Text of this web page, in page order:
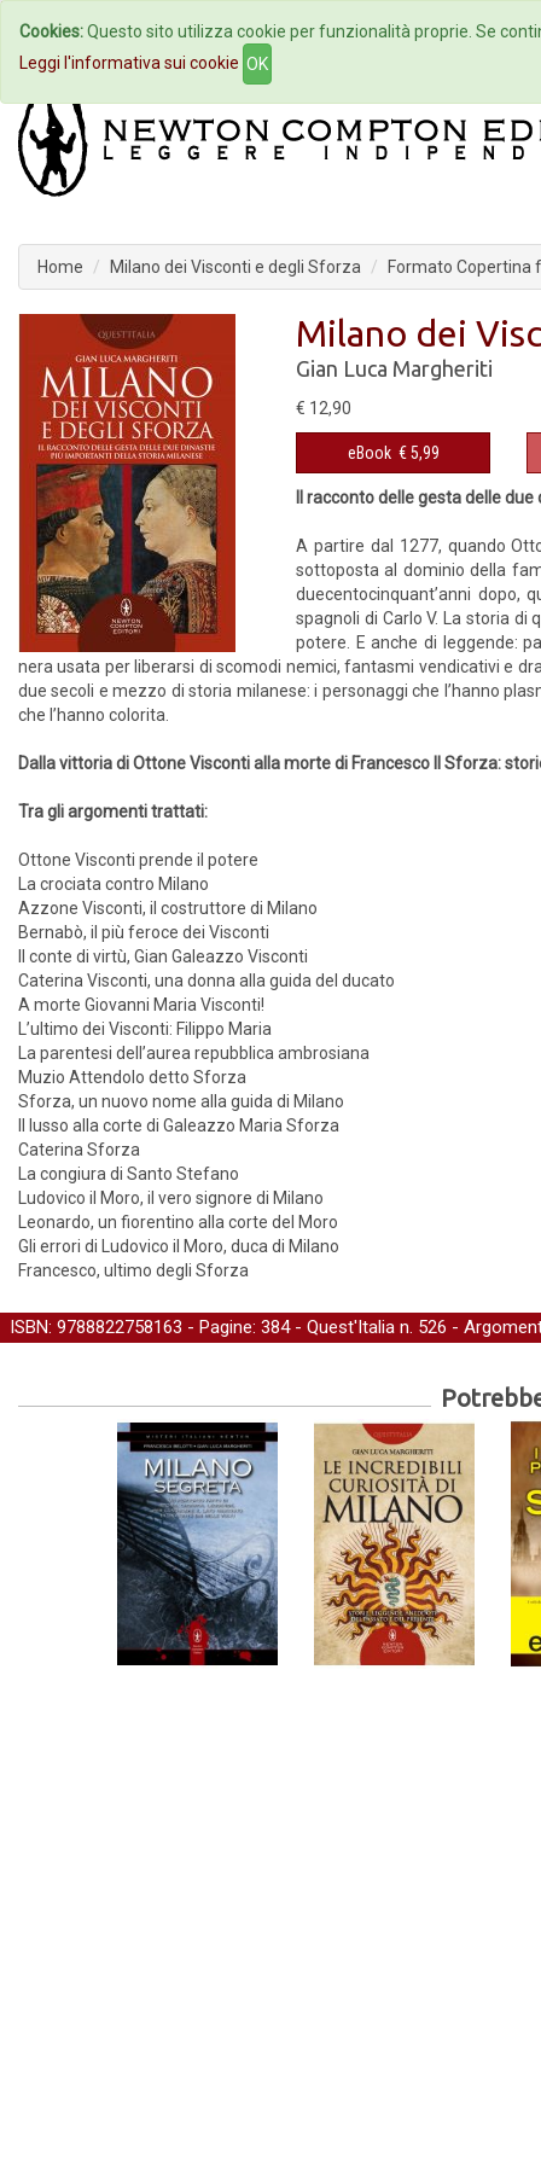
Home Autori Eventi
Home Milano dei Visconti e degli Sforza Formato Copertina
Milano dei
Gian Luca Margheriti
€ 12,90
eBook € 5,99
Il racconto delle gesta delle
A partire dal 1277, quando
sottoposta al dominio della
duecentocinquant’anni dopo,
spagnoli di Carlo V. La storia
potere. E anche di leggende:
nera usata per liberarsi di scomodi nemici, fantasmi vendicativi e
due secoli e mezzo di storia milanese: i personaggi che l’hanno
che l’hanno colorita.
Dalla vittoria di Ottone Visconti alla morte di Francesco II Sforza:
Tra gli argomenti trattati:
Ottone Visconti prende il potere
La crociata contro Milano
Azzone Visconti, il costruttore di Milano
Bernabò, il più feroce dei Visconti
Il conte di virtù, Gian Galeazzo Visconti
Caterina Visconti, una donna alla guida del ducato
A morte Giovanni Maria Visconti!
L’ultimo dei Visconti: Filippo Maria
La parentesi dell’aurea repubblica ambrosiana
Muzio Attendolo detto Sforza
Sforza, un nuovo nome alla guida di Milano
Il lusso alla corte di Galeazzo Maria Sforza
Caterina Sforza
La congiura di Santo Stefano
Ludovico il Moro, il vero signore di Milano
Leonardo, un fiorentino alla corte del Moro
Gli errori di Ludovico il Moro, duca di Milano
Francesco, ultimo degli Sforza
ISBN: 9788822758163 - Pagine: 384 - Quest'Italia n. 526 -
Cookies:Questo sito utilizza cookie per funzionalità proprie. Se
Leggi l'informativa sui cookie OK